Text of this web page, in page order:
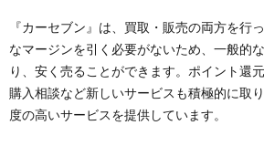
『カーセブン』は、買取・販売の両方を行
なマージンを引く必要がないため、一般的
り、安く売ることができます。ポイント還
購入相談など新しいサービスも積極的に取
度の高いサービスを提供しています。